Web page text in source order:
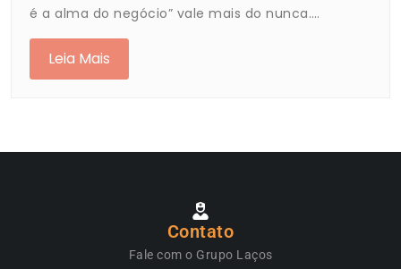
é a alma do negócio” vale mais do nunca.…
Leia Mais
Contato
Fale com o Grupo Laços